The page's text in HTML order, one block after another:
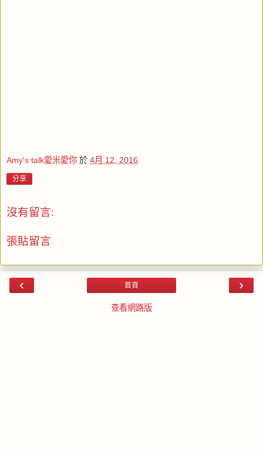
Amy's talk愛米愛你 於 4月 12, 2016
分享
沒有留言:
張貼留言
‹ ›
首頁
查看網路版